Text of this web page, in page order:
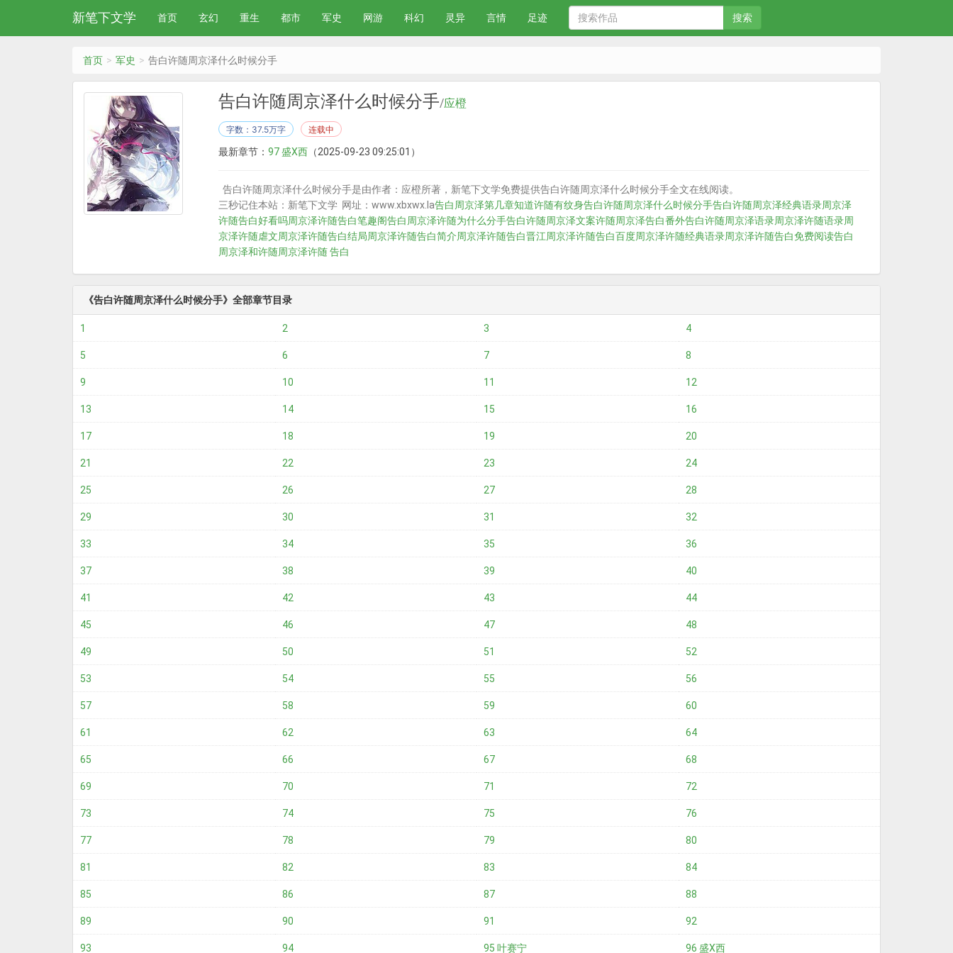
新笔下文学 首页 玄幻 重生 都市 军史 网游 科幻 灵异 言情 足迹 搜索
首页 军史 告白许随周京泽什么时候分手
告白许随周京泽什么时候分手/应橙
字数：37.5万字 连载中
最新章节： 97 盛X西（2025-09-23 09:25:01）
告白许随周京泽什么时候分手是由作者：应橙所著，新笔下文学免费提供告白许随周京泽什么时候分手全文在线阅读。
三秒记住本站：新笔下文学 网址：www.xbxwx.la告白周京泽第几章知道许随有纹身告白许随周京泽什么时候分手告白许随周京泽经典语录周京泽
许随告白好看吗周京泽许随告白笔趣阁告白周京泽许随为什么分手告白许随周京泽文案许随周京泽告白番外告白许随周京泽语录周京泽许随语录周
京泽许随虐文周京泽许随告白结局周京泽许随告白简介周京泽许随告白晋江周京泽许随告白百度周京泽许随经典语录周京泽许随告白免费阅读告白
周京泽和许随周京泽许随 告白
《告白许随周京泽什么时候分手》全部章节目录
1 2 3 4
5 6 7 8
9 10 11 12
13 14 15 16
17 18 19 20
21 22 23 24
25 26 27 28
29 30 31 32
33 34 35 36
37 38 39 40
41 42 43 44
45 46 47 48
49 50 51 52
53 54 55 56
57 58 59 60
61 62 63 64
65 66 67 68
69 70 71 72
73 74 75 76
77 78 79 80
81 82 83 84
85 86 87 88
89 90 91 92
93 94 95 叶赛宁 96 盛X西